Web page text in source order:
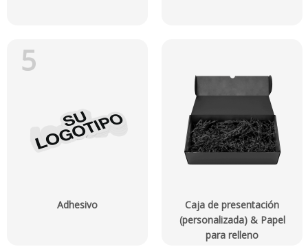
5
Adhesivo
Caja de presentación
(personalizada) & Papel
para relleno